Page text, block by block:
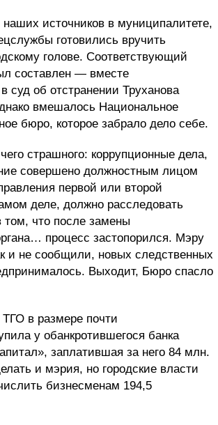
источников в муниципалитете,
готовились вручить
голове. Соответствующий
составлен — вместе
суд об отстранении Труханова
вмешалось Национальное
бюро, которое забрало дело себе.
страшного: коррупционные дела,
совершено должностным лицом
первой или второй
деле, должно расследовать
что после замены
процесс застопорился. Мэру
и не сообщили, новых следственных
Выходит, Бюро спасло
в размере почти
у обанкротившегося банка
заплатившая за него 84 млн.
и мэрия, но городские власти
бизнесменам 194,5